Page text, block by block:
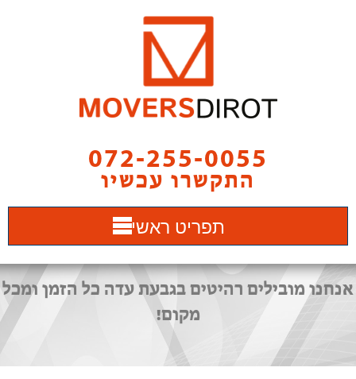
072-255-0055
התקשרו עכשיו
תפריט ראשי
אנחנו מובילים רהיטים בגבעת עדה כל הזמן ומכל
מקום!